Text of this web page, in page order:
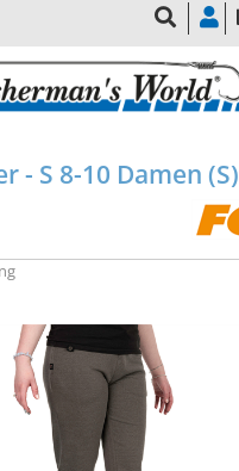
- S 8-10 Damen (S)